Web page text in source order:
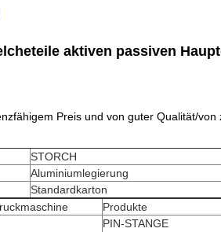
aktiven passiven
Preis und von guter Qualität/
STORCH
Aluminiumlegierung
Standardkarton
Produkte
PIN-STANGE